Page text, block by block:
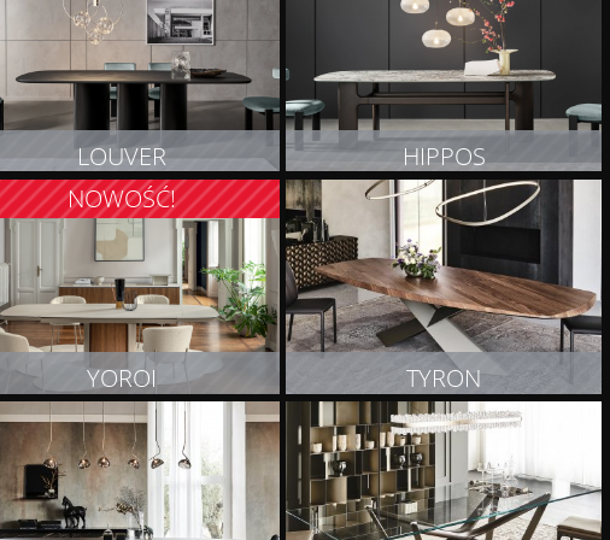
LOUVER
ZOBACZ PRODUKT
HIPPOS
ZOBACZ PRODUKT
NOWOŚĆ!
YOROI
ZOBACZ PRODUKT
TYRON
ZOBACZ PRODUKT